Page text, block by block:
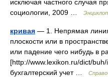
исключая частного случая
социологии, 2009 …
кривая — 1. Непрямая
плоскости или в
или падение чего нибудь в
[http://www.lexikon.ru/dict/
бухгалтерский учет …